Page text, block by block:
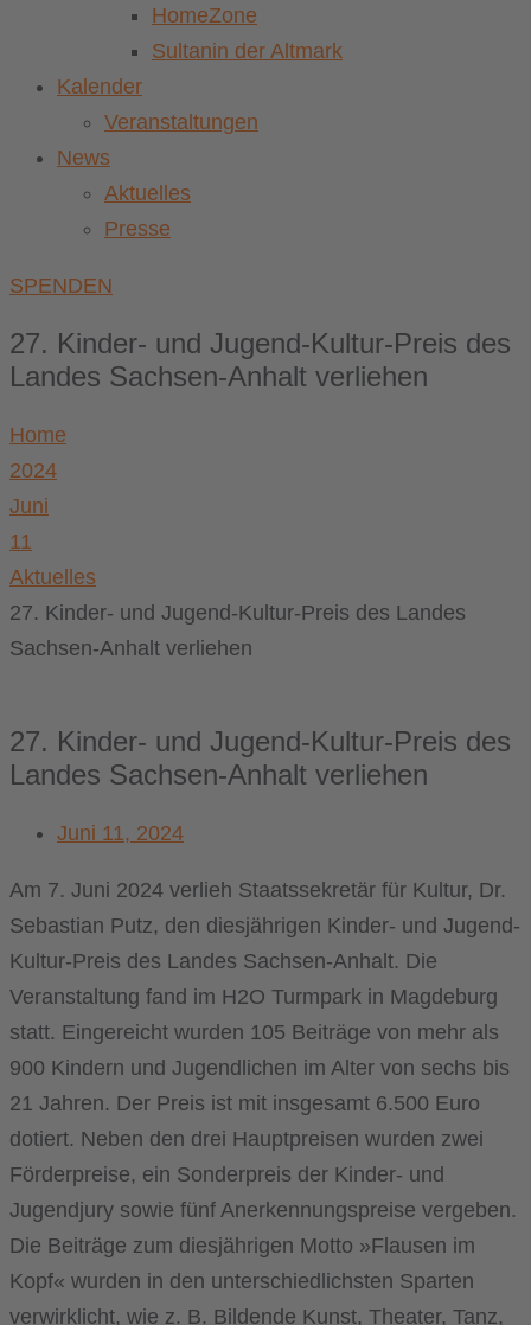
HomeZone
Sultanin der Altmark
Kalender
Veranstaltungen
News
Aktuelles
Presse
SPENDEN
27. Kinder- und Jugend-Kultur-Preis des
Landes Sachsen-Anhalt verliehen
Home
2024
Juni
11
Aktuelles
27. Kinder- und Jugend-Kultur-Preis des Landes
Sachsen-Anhalt verliehen
27. Kinder- und Jugend-Kultur-Preis des
Landes Sachsen-Anhalt verliehen
Juni 11, 2024
Am 7. Juni 2024 verlieh Staatssekretär für Kultur, Dr.
Sebastian Putz, den diesjährigen Kinder- und Jugend-
Kultur-Preis des Landes Sachsen-Anhalt. Die
Veranstaltung fand im H2O Turmpark in Magdeburg
statt. Eingereicht wurden 105 Beiträge von mehr als
900 Kindern und Jugendlichen im Alter von sechs bis
21 Jahren. Der Preis ist mit insgesamt 6.500 Euro
dotiert. Neben den drei Hauptpreisen wurden zwei
Förderpreise, ein Sonderpreis der Kinder- und
Jugendjury sowie fünf Anerkennungspreise vergeben.
Die Beiträge zum diesjährigen Motto »Flausen im
Kopf« wurden in den unterschiedlichsten Sparten
verwirklicht, wie z. B. Bildende Kunst, Theater, Tanz,